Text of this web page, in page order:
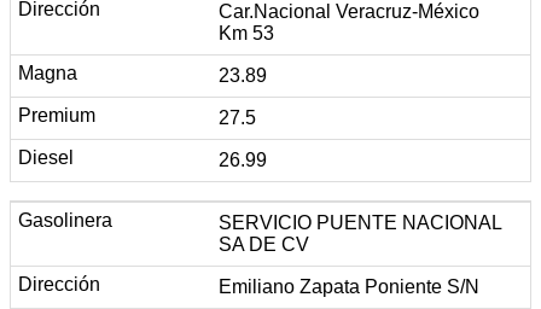
Car.Nacional Veracruz-México
Km 53
23.89
27.5
26.99
SERVICIO PUENTE NACIONAL
SA DE CV
Emiliano Zapata Poniente S/N